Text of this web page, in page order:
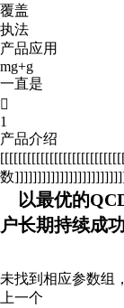
覆盖
执法
产品应用
mg+g
一直是

1
产品介绍
数
以最优的
户长期持续成功
未找到相应参数组
上一个